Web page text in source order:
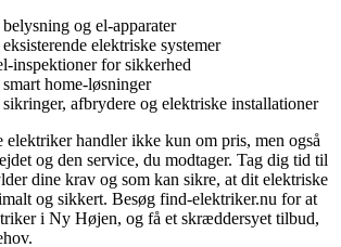
og el-apparater
elektriske systemer
inspektioner for sikkerhed
home-løsninger
afbrydere og elektriske installationer
handler ikke kun om pris, men også
og den service, du modtager. Tag dig tid til
dine krav og som kan sikre, at dit elektriske
og sikkert. Besøg find-elektriker.nu for at
i Ny Højen, og få et skræddersyet tilbud,